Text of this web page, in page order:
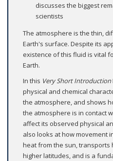
discusses the biggest
scientists
The atmosphere is the thin,
Earth's surface. Despite its
existence of this fluid is vital
Earth.
In this Very Short Introduction
physical and chemical
the atmosphere, and shows
the atmosphere is in contact
affect its observed physical
also looks at how movement
heat from the sun, transports
higher latitudes, and is a